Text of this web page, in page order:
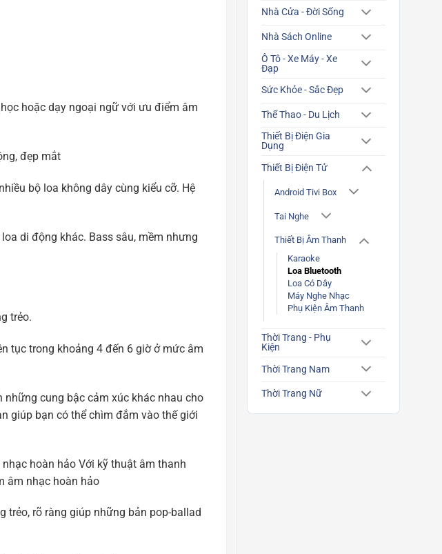
Nhà Cửa - Đời Sống
Nhà Sách Online
Ô Tô - Xe Máy - Xe
Đạp
Sức Khỏe - Sắc Đẹp
Thể Thao - Du Lịch
Thiết Bị Điện Gia
Dụng
Thiết Bị Điện Tử
Android Tivi Box
Tai Nghe
Thiết Bị Âm Thanh
Karaoke
Loa Bluetooth
Loa Có Dây
Máy Nghe Nhạc
Phụ Kiện Âm Thanh
Thời Trang - Phụ
Kiện
Thời Trang Nam
Thời Trang Nữ
hoặc dạy ngoại ngữ với ưu điểm âm
đẹp mắt
bộ loa không dây cùng kiểu cỡ. Hệ
di động khác. Bass sâu, mềm nhưng
trẻo.
tục trong khoảng 4 đến 6 giờ ở mức âm
cung bậc cảm xúc khác nhau cho
giúp bạn có thể chìm đắm vào thế giới
hoàn hảo Với kỹ thuật âm thanh
âm nhạc hoàn hảo
trẻo, rõ ràng giúp những bản pop-ballad